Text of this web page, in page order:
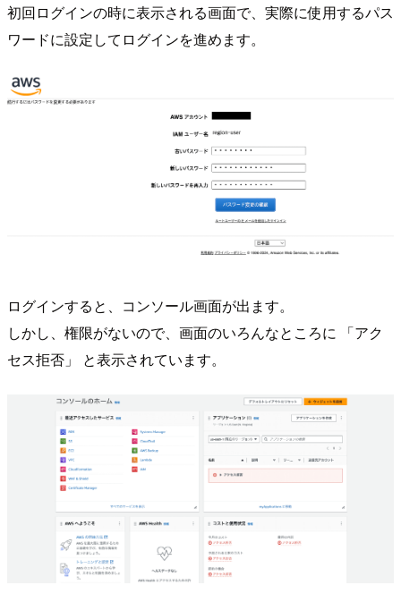
初回ログインの時に表示される画面で、実際に使用するパス
ワードに設定してログインを進めます。
ログインすると、コンソール画面が出ます。
しかし、権限がないので、画面のいろんなところに 「アク
セス拒否」 と表示されています。